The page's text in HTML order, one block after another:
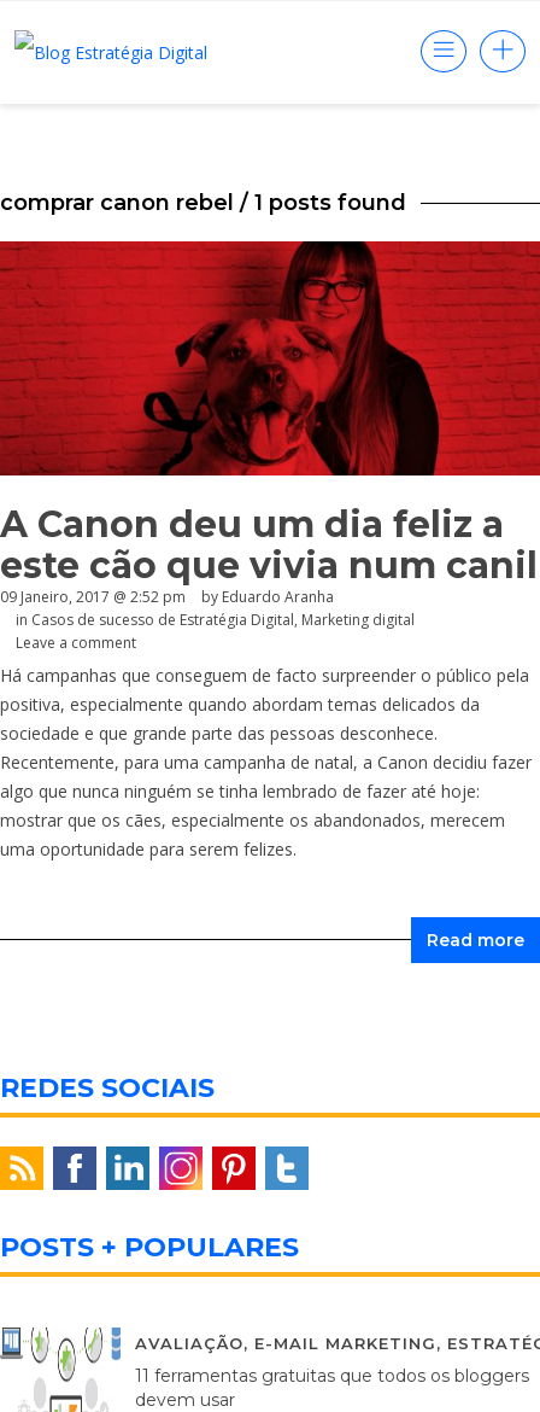
comprar canon rebel / 1 posts found
A Canon deu um dia feliz a
este cão que vivia num canil
09 Janeiro, 2017 @ 2:52 pm by Eduardo Aranha
in Casos de sucesso de Estratégia Digital, Marketing digital
Leave a comment
Há campanhas que conseguem de facto surpreender o público pela
positiva, especialmente quando abordam temas delicados da
sociedade e que grande parte das pessoas desconhece.
Recentemente, para uma campanha de natal, a Canon decidiu fazer
algo que nunca ninguém se tinha lembrado de fazer até hoje:
mostrar que os cães, especialmente os abandonados, merecem
uma oportunidade para serem felizes.
Read more
REDES SOCIAIS
POSTS + POPULARES
AVALIAÇÃO, E-MAIL MARKETING,
11 ferramentas gratuitas que todos os bloggers
devem usar